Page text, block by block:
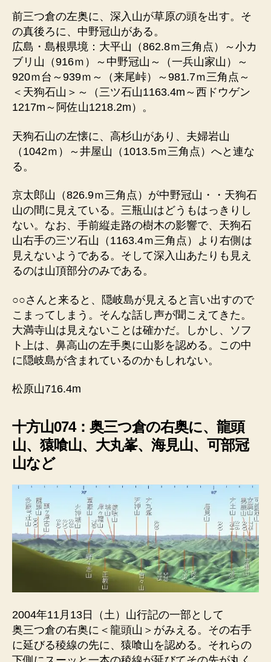
前三つ倉の左奥に、深入山が草原の頭を出す。そ
の真後ろに、中野冠山がある。
広島・島根県境：大平山（862.8ｍ三角点）～小カ
ブリ山（916ｍ）～中野冠山～（一兵山家山）～
920ｍ台～939ｍ～（来尾峠）～981.7ｍ三角点～
＜天狗石山＞～（三ツ石山1163.4m～西ドウゲン
1217m～阿佐山1218.2m）。
天狗石山の左懐に、高杉山があり、夫婦岩山
（1042ｍ）～井屋山（1013.5ｍ三角点）へと連な
る。
京太郎山（826.9ｍ三角点）が中野冠山・・天狗石
山の間に見えている。三瓶山はどうもはっきりし
ない。なお、手前縦走路の樹木の影響で、天狗石
山右手の三ツ石山（1163.4ｍ三角点）より右側は
見えないようである。そして深入山あたりも見え
るのは山頂部分のみである。
○○さんと来ると、隠岐島が見えると言い出すので
こまってしまう。そんな話し声が聞こえてきた。
大満寺山は見えないことは確かだ。しかし、ソフ
ト上は、鼻高山の左手奥に山影を認める。この中
に隠岐島が含まれているのかもしれない。
松原山716.4m
十方山074：奥三つ倉の右奥に、龍頭
山、猿喰山、大丸峯、海見山、可部冠
山など
2004年11月13日（土）山行記の一部として
奥三つ倉の右奥に＜龍頭山＞がみえる。その右手
に延びる稜線の先に、猿喰山を認める。それらの